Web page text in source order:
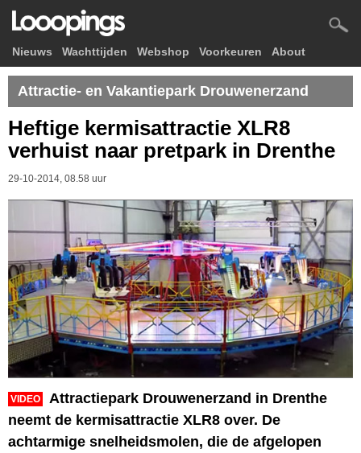
Nieuws Wachttijden Webshop Voorkeuren About
Attractie- en Vakantiepark Drouwenerzand
Heftige kermisattractie XLR8
verhuist naar pretpark in Drenthe
29-10-2014, 08.58 uur
VIDEO
Attractiepark Drouwenerzand in Drenthe
neemt de kermisattractie XLR8 over. De
achtarmige snelheidsmolen, die de afgelopen